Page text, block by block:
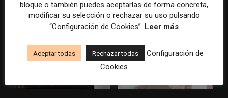
consumo
bloque o también puedes aceptarlas de forma concreta,
modificar su selección o rechazar su uso pulsando
“Configuración de Cookies”. Leer más
Aceptar todas Rechazar todas
Configuración de
Cookies